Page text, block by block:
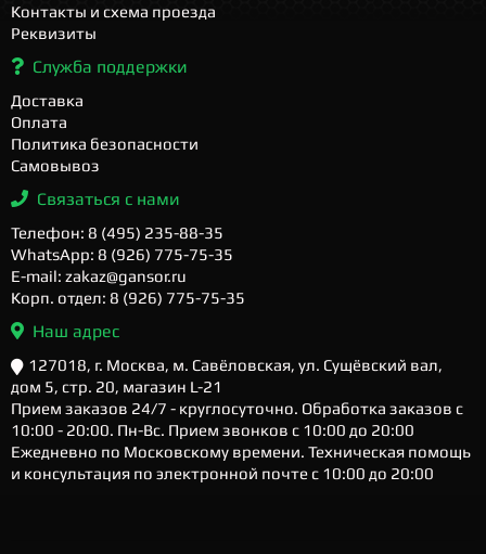
Контакты и схема проезда
Реквизиты
Служба поддержки
Доставка
Оплата
Политика безопасности
Самовывоз
Связаться с нами
Телефон: 8 (495) 235-88-35
WhatsApp: 8 (926) 775-75-35
E-mail: zakaz@gansor.ru
Корп. отдел: 8 (926) 775-75-35
Наш адрес
127018, г. Москва, м. Савёловская, ул. Сущёвский вал,
дом 5, стр. 20, магазин L-21
Прием заказов 24/7 - круглосуточно. Обработка заказов с
10:00 - 20:00. Пн-Вс. Прием звонков с 10:00 до 20:00
Ежедневно по Московскому времени. Техническая помощь
и консультация по электронной почте с 10:00 до 20:00